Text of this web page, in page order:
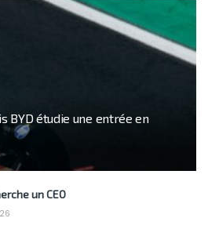
BYD étudie une entrée en
un CEO